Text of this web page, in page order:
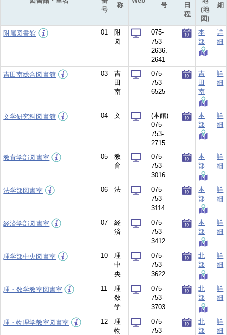
号
称
号
日
程
(地
図)
細
附属図書館 01
附
図
075-
753-
2636、
2641
本
部
詳
細
吉田南総合図書館 03
吉
田
南
075-
753-
6525
吉
田
南
詳
細
文学研究科図書館 04 文
(本館)
075-
753-
2715
本
部
詳
細
教育学部図書室 05
教
育
075-
753-
3016
本
部
詳
細
法学部図書室 06 法
075-
753-
3114
本
部
詳
細
経済学部図書室 07
経
済
075-
753-
3412
本
部
詳
細
理学部中央図書室 10
理
中
央
075-
753-
3622
北
部
詳
細
理・数学教室図書室 11
理
数
学
075-
753-
3703
北
部
詳
細
理・物理学教室図書室 12
理
物
075-
753-
北
部
詳
細